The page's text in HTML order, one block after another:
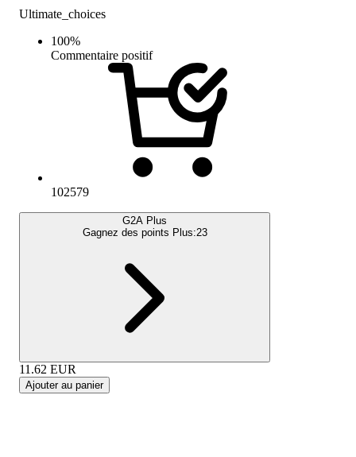
Ultimate_choices
100%
Commentaire positif
102579
G2A Plus
Gagnez des points Plus:23
11.62 EUR
Ajouter au panier